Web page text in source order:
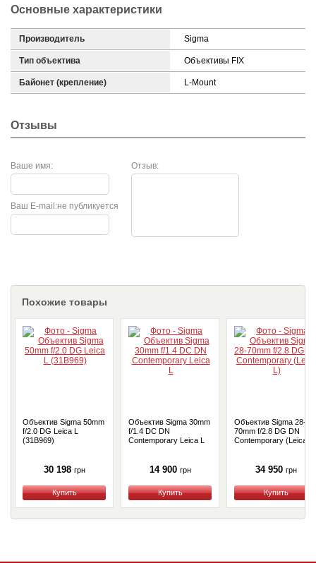
Основные характеристики
Производитель Sigma
Тип объектива Объективы FIX
Байонет (крепление) L-Mount
Отзывы
Ваше имя: Отзыв:
не публикуется
Ваш E-mail:
Похожие товары
Объектив Sigma 50mm
f/2.0 DG Leica L
(31B969)
30 198 грн
Купить
Объектив Sigma 30mm
f/1.4 DC DN
Contemporary Leica L
14 900 грн
Купить
Объектив Sigma 28-
70mm f/2.8 DG DN
Contemporary (Leica L)
34 950 грн
Купить